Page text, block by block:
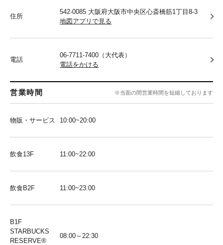
住所
542-0085 大阪府大阪市中央区心斎橋筋1丁目8-3
地図アプリで見る
電話
06-7711-7400（大代表）
電話をかける
営業時間 ※当面の間営業時間を短縮しております
物販・サービス 10:00~20:00
飲食13F 11:00~22:00
飲食B2F 11:00~23:00
B1F
STARBUCKS
RESERVE®︎
08:00～22:30